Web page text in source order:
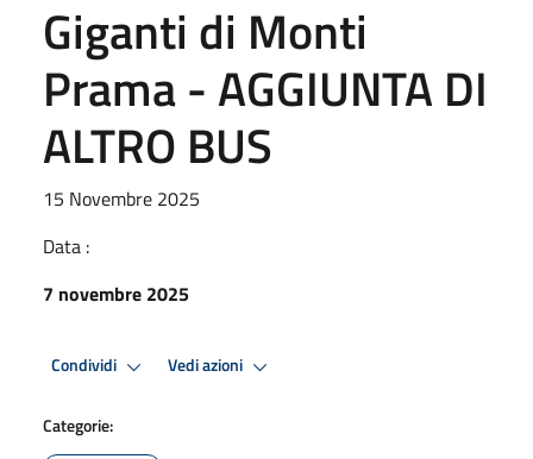
Giganti di Monti
Prama - AGGIUNTA DI
ALTRO BUS
15 Novembre 2025
Data :
7 novembre 2025
Condividi Vedi azioni
Categorie: